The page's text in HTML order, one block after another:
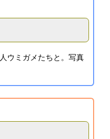
ウミガメたちと。写真